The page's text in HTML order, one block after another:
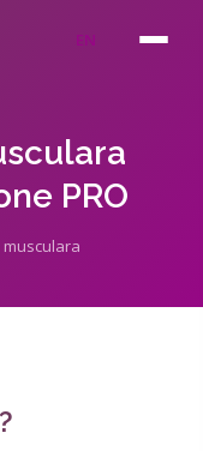
EN
PRO